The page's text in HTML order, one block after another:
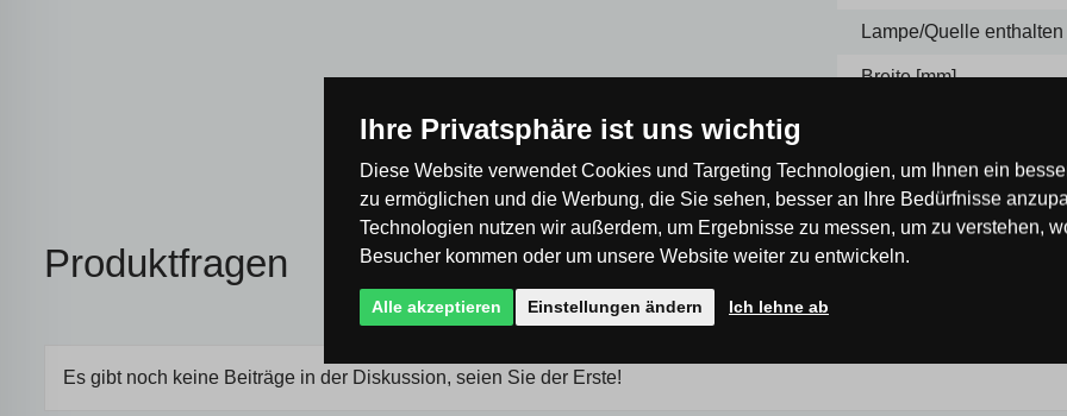
Lampe/Quelle enthalten
Breite [mm]
Produktfragen
Es gibt noch keine Beiträge in der Diskussion, seien Sie der Erste!
Ihre Privatsphäre ist uns wichtig
Diese Website verwendet Cookies und Targeting Technologien, um Ihnen ein
zu ermöglichen und die Werbung, die Sie sehen, besser an Ihre Bedürfnisse
Technologien nutzen wir außerdem, um Ergebnisse zu messen, um zu verstehen,
Besucher kommen oder um unsere Website weiter zu entwickeln.
Alle akzeptieren Einstellungen ändern Ich lehne ab